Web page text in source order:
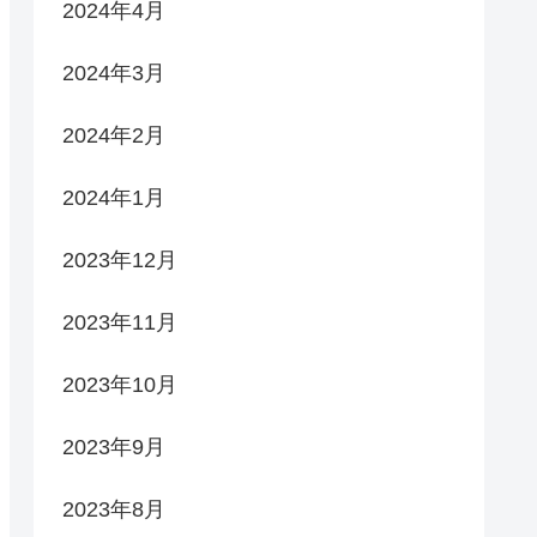
2024年4月
2024年3月
2024年2月
2024年1月
2023年12月
2023年11月
2023年10月
2023年9月
2023年8月